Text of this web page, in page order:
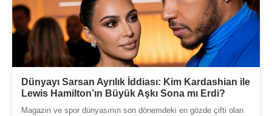
Dünyayı Sarsan Ayrılık İddiası: Kim Kardashian ile
Lewis Hamilton’ın Büyük Aşkı Sona mı Erdi?
Magazin ve spor dünyasının son dönemdeki en gözde çifti olan